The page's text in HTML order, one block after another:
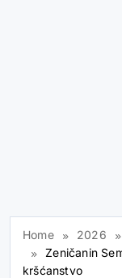
Home 2026
Zeničanin
kršćanstvo